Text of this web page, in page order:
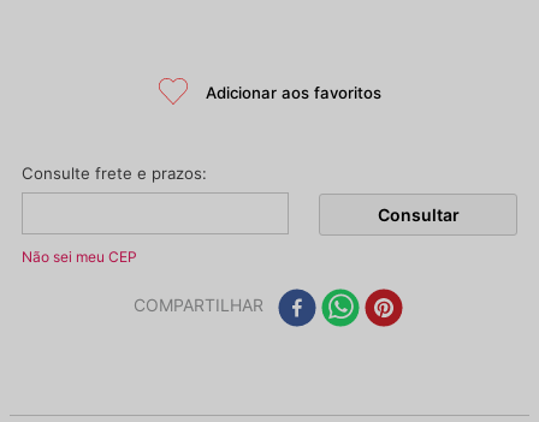
Não sei meu CEP
COMPARTILHAR